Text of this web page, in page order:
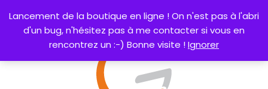
Lancement de la boutique en ligne ! On n'est pas à l'abri
d'un bug, n'hésitez pas à me contacter si vous en
rencontrez un :-) Bonne visite !Ignorer